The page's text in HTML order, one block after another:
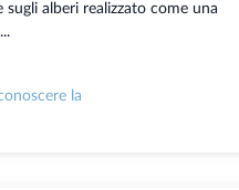
sugli alberi realizzato come una
la